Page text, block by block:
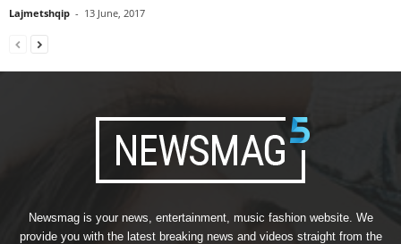
Lajmetshqip - 13 June, 2017
Newsmag is your news, entertainment, music fashion website. We
provide you with the latest breaking news and videos straight from the